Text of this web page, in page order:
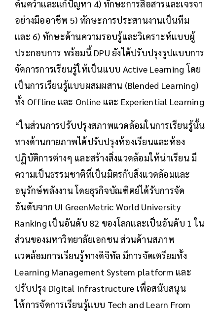
ค้นคว้าและแก้ปัญหา 4) ทักษะการสื่อสารและเจรจา
อย่างมืออาชีพ 5) ทักษะการประสานงานเป็นทีม
และ 6) ทักษะด้านความรอบรู้และวิเคราะห์แบบผู้
ประกอบการ พร้อมนี้ DPU ยังได้ปรับปรุงรูปแบบการ
จัดการการเรียนรู้ให้เป็นแบบ Active Learning โดย
เป็นการเรียนรู้แบบผสมผสาน (Blended Learning)
ทั้ง Offline และ Online และ Experiential Learning
“ในส่วนการปรับปรุงสภาพแวดล้อมในการเรียนรู้นั้น
ทางด้านกายภาพได้ปรับปรุงห้องเรียนและห้อง
ปฏิบัติการต่างๆ และสร้างสิ่งแวดล้อมให้น่าเรียน มี
ความเป็นธรรมชาติที่เป็นมิตรกับสิ่งแวดล้อมและ
อนุรักษ์พลังงาน โดยธุรกิจบัณฑิตย์ได้รับการจัด
อันดับจาก UI GreenMetric World University
Ranking เป็นอันดับ 82 ของโลกและเป็นอันดับ 1 ใน
ส่วนของมหาวิทยาลัยเอกชน ส่วนด้านสภาพ
แวดล้อมการเรียนรู้ทางดิจิทัล มีการจัดเตรียมทั้ง
Learning Management System platform และ
ปรับปรุง Digital Infrastructure เพื่อสนับสนุน
ให้การจัดการเรียนรู้แบบ Tech and Learn From